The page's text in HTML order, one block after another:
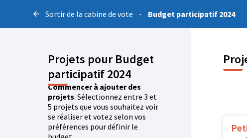
Sortir de la cabine de vote - Budget participatif 2024
Projets pour Budget
participatif 2024
Commencer à ajouter des
projets. Sélectionnez entre 3 et
5 projets que vous souhaitez voir
se réaliser et votez selon vos
préférences pour définir le